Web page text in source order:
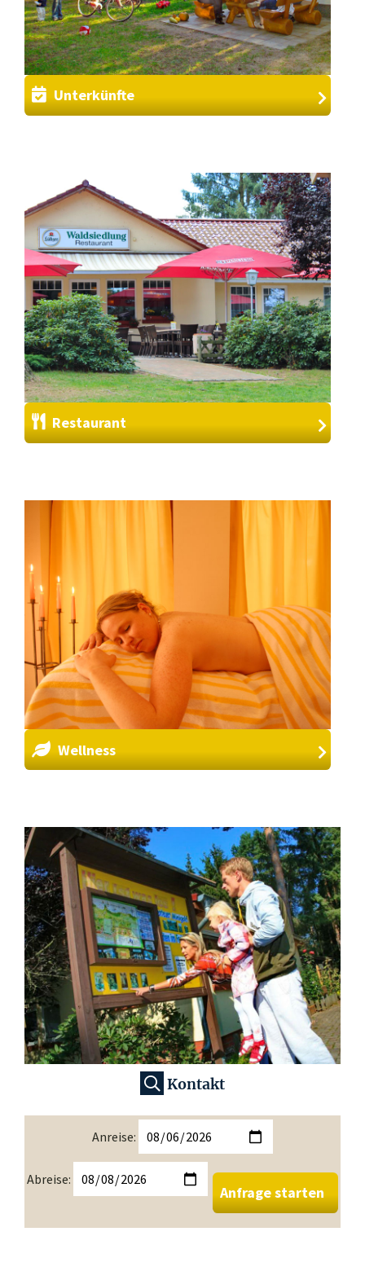
Unterkünfte
Restaurant
Wellness
Kontakt
Anreise:
Abreise:
Anfrage starten